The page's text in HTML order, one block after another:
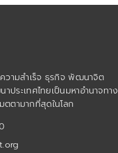
ามสำเร็จ ธุรกิจ พัฒนาจิต
ะเทศไทยเป็นมหาอำนาจทาง
ตตามากที่สุดในโลก